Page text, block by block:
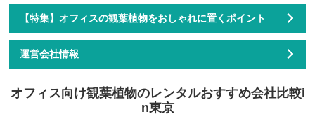
【特集】オフィスの観葉植物をおしゃれに置くポイント
運営会社情報
オフィス向け観葉植物のレンタルおすすめ会社比較i
n東京